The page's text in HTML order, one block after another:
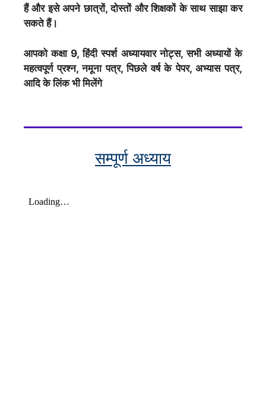
हैं और इसे अपने छात्रों, दोस्तों और शिक्षकों के साथ साझा कर
सकते हैं।
आपको कक्षा 9, हिंदी स्पर्श अध्यायवार नोट्स, सभी अध्यायों के
महत्वपूर्ण प्रश्न, नमूना पत्र, पिछले वर्ष के पेपर, अभ्यास पत्र,
आदि के लिंक भी मिलेंगे
सम्पूर्ण अध्याय